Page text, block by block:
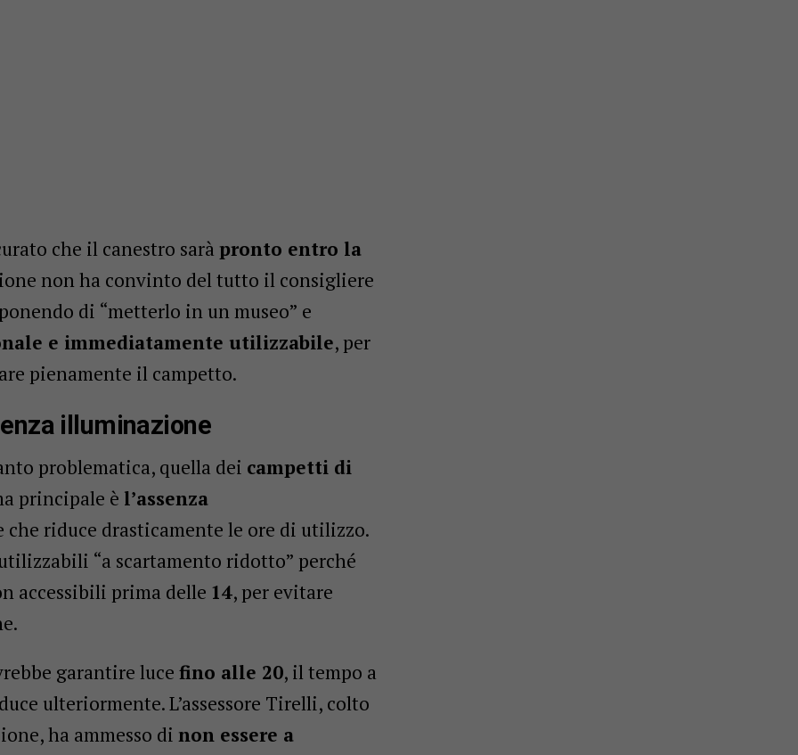
che il canestro sarà pronto entro la
non ha convinto del tutto il consigliere
di “metterlo in un museo” e
e immediatamente utilizzabile, per
pienamente il campetto.
illuminazione
problematica, quella dei campetti di
principale è l’assenza
che riduce drasticamente le ore di utilizzo.
“a scartamento ridotto” perché
accessibili prima delle 14, per evitare
garantire luce fino alle 20, il tempo a
ulteriormente. L’assessore Tirelli, colto
ha ammesso di non essere a